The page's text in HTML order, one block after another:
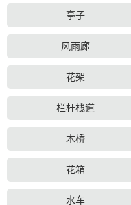
亭子
风雨廊
花架
栏杆栈道
木桥
花箱
水车